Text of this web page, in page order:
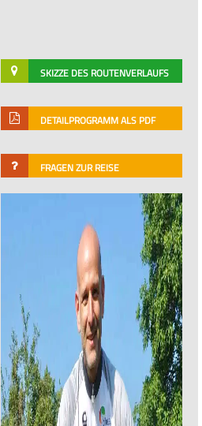
SKIZZE DES ROUTENVERLAUFS
DETAILPROGRAMM ALS PDF
FRAGEN ZUR REISE